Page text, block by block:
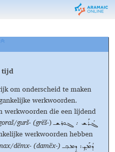
tijd
om onderscheid te maken
werkwoorden.
werkwoorden die een lijdend
gurš- (grëš-)ܓܳܪܰܫ ܇ ܓܘܪܫـ
werkwoorden hebben
dëmx- (damëx-) ܕܳܡܰܟܼ: ܕܷܡܟ݂ـ